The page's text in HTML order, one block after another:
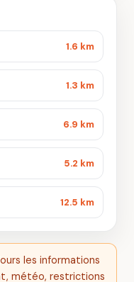
1.6 km
1.3 km
6.9 km
5.2 km
12.5 km
les informations
météo, restrictions